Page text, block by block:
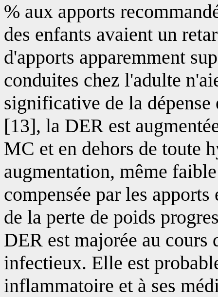
% aux apports
des enfants avaient un
d'apports apparemment
conduites chez l'adulte
significative de la
[13], la DER est
MC et en dehors de toute
augmentation, même
compensée par les
de la perte de poids
DER est majorée au cours
infectieux. Elle est
inflammatoire et à ses